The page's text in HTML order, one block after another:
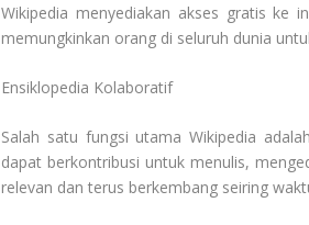
Wikipedia menyediakan akses gratis ke
memungkinkan orang di seluruh dunia
Ensiklopedia Kolaboratif
Salah satu fungsi utama Wikipedia
dapat berkontribusi untuk menulis,
relevan dan terus berkembang seiring